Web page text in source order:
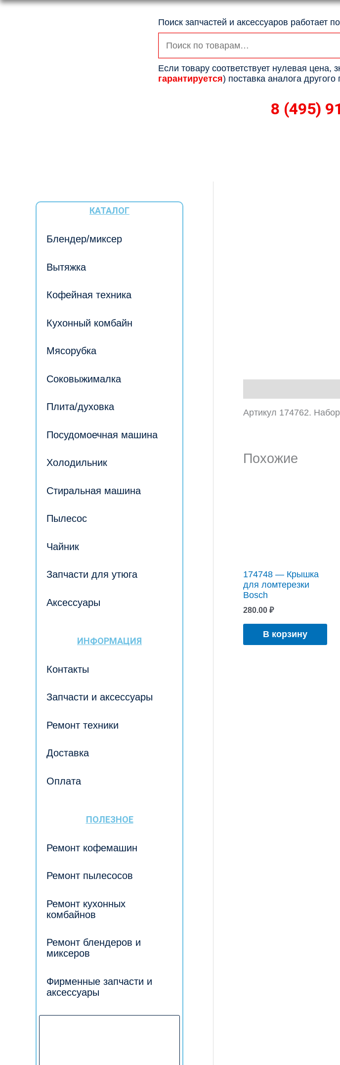
Поиск запчастей и аксессуаров работает по
Если товару соответствует нулевая цена,
гарантируется) поставка аналога другого
8 (495)
КАТАЛОГ
Блендер/миксер
Вытяжка
Кофейная техника
Кухонный комбайн
Мясорубка
Соковыжималка
Плита/духовка
Посудомоечная машина
Холодильник
Стиральная машина
Пылесос
Чайник
Запчасти для утюга
Аксессуары
ИНФОРМАЦИЯ
Контакты
Запчасти и аксессуары
Ремонт техники
Доставка
Оплата
ПОЛЕЗНОЕ
Ремонт кофемашин
Ремонт пылесосов
Ремонт кухонных
комбайнов
Ремонт блендеров и
миксеров
Фирменные запчасти и
аксессуары
Артикул 174762.
Похожие
174748 — Крышка
для ломтерезки
Bosch
280.00 ₽
В корзину